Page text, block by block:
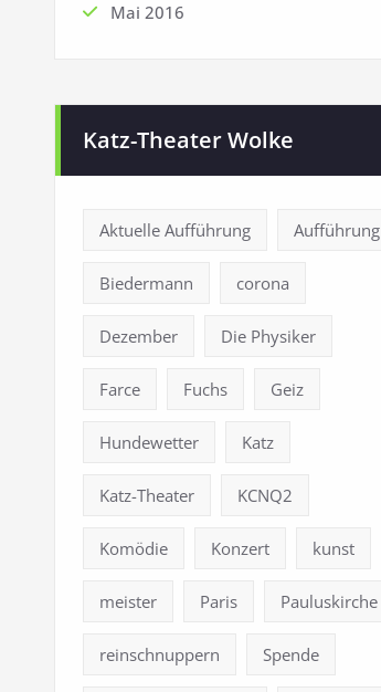
Mai 2016
Katz-Theater Wolke
Aktuelle Aufführung Aufführung
Biedermann corona
Dezember Die Physiker
Farce Fuchs Geiz
Hundewetter Katz
Katz-Theater KCNQ2
Komödie Konzert kunst
meister Paris Pauluskirche
reinschnuppern Spende